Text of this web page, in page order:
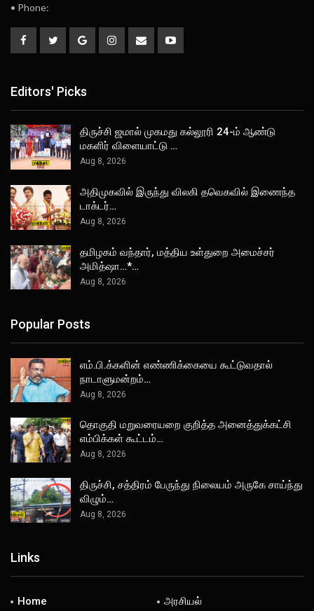
• Phone:
Editors' Picks
திருச்சி ஜமால் முகமது கல்லூரி 24-ம் ஆண்டு
மகளிர் விளையாட்டு …
Aug 8, 2026
அதிமுகவில் இருந்து விலகி தவெகவில் இணைந்த
டாக்டர்…
Aug 8, 2026
தமிழகம் வந்தார், மத்திய உள்துறை அமைச்சர்
அமித்ஷா…*…
Aug 8, 2026
Popular Posts
எம்.பி.க்களின் எண்ணிக்கையை கூட்டுவதால்
நாடாளுமன்றம்…
Aug 8, 2026
தொகுதி மறுவரையறை குறித்த அனைத்துக்கட்சி
எம்பிக்கள் கூட்டம்…
Aug 8, 2026
திருச்சி, சத்திரம் பேருந்து நிலையம் அருகே சாய்ந்து
விழும்…
Aug 8, 2026
Links
Home அரசியல்